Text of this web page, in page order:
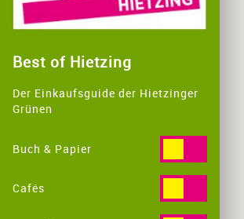
Best of Hietzing
Der Einkaufsguide der Hietzinger
Grünen
Buch & Papier
Cafés